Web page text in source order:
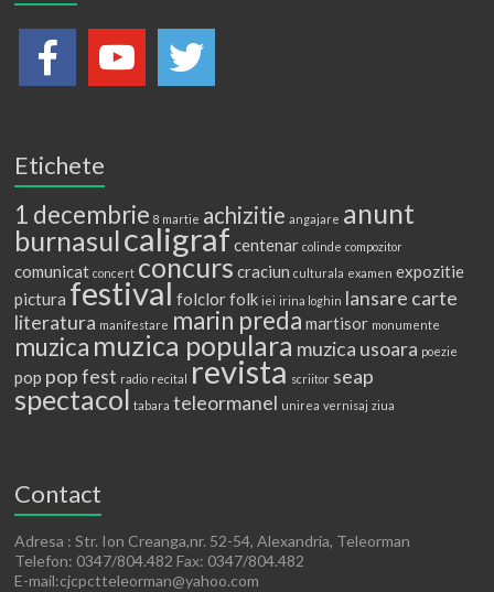
Etichete
1 decembrie 8 martie achizitie angajare anunt
burnasulcaligraf centenar colinde compozitor
comunicat concert concurs craciun culturala examen expozitie
pictura festival folclorfolk iei irina loghin lansare carte
literatura manifestare marin preda martisor monumente
muzica muzica populara muzica usoara poezie
pop pop fest radio recital revista scriitor seap
spectacol tabara teleormanel unirea vernisaj ziua
Contact
Adresa : Str. Ion Creanga,nr. 52-54, Alexandria, Teleorman
Telefon: 0347/804.482 Fax: 0347/804.482
E-mail:cjcpctteleorman@yahoo.com